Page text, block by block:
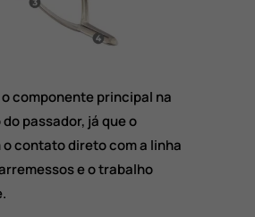
componente principal na
passador, já que o
o contato direto com a linha
e o trabalho